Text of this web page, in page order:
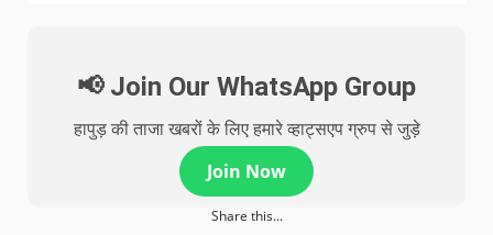
📢 Join Our WhatsApp Group
हापुड़ की ताजा खबरों के लिए हमारे व्हाट्सएप ग्रुप से जुड़े
Join Now
Share this...